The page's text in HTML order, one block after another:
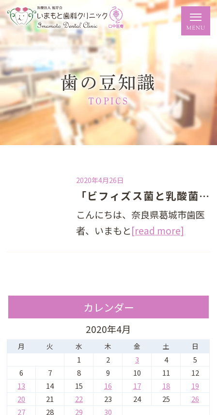
歯の豆知識
TOPICS
2020年4月26日
「ビフィズス菌と乳酸菌」 おくちのなかのプロバイオティクス ロイテリ菌
こんにちは、奈良県葛城市歯医
者、いまもと[read more]
カレンダー
2020年4月
月 火 水 木 金 土 日
1 2 3 4
5
6
7 8 9 10 11
12
13
14 15 16 17 18
19
20
21 22 23 24 25
26
27
28 29 30